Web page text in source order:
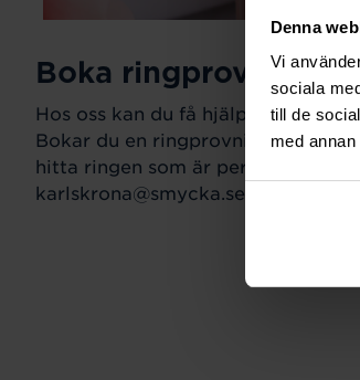
Denna
Vi
sociala
till de
med
Boka ringprovning
Hos oss kan du få hjälp att hitta
Bokar du en ringprovning går vi
hitta ringen som är perfekt för just
karlskrona@smycka.se för att boka